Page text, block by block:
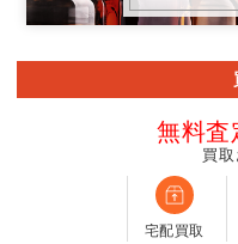
無料査
買
宅配買取